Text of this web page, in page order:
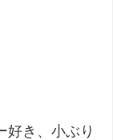
好き、小ぶり